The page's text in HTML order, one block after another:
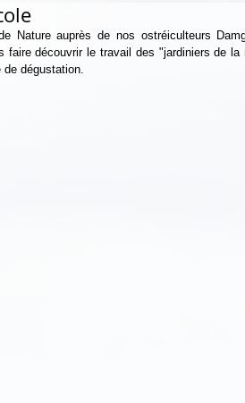
Nature auprès de nos ostréiculteurs
faire découvrir le travail des "jardiniers de la
dégustation.